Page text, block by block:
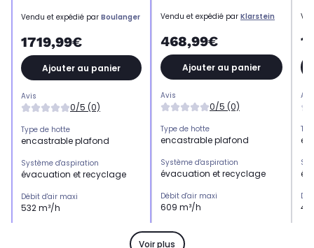
Vendu et expédié par Boulanger
1719,99€
Ajouter au panier
Avis
0/5 (0)
Type de hotte
encastrable plafond
Système d'aspiration
évacuation et recyclage
Débit d'air maxi
532 m³/h
Vendu et expédié par Klarstein
468,99€
Ajouter au panier
Avis
0/5 (0)
Type de hotte
encastrable plafond
Système d'aspiration
évacuation et recyclage
Débit d'air maxi
609 m³/h
Niveau sonore maxi
66 dB
Voir plus